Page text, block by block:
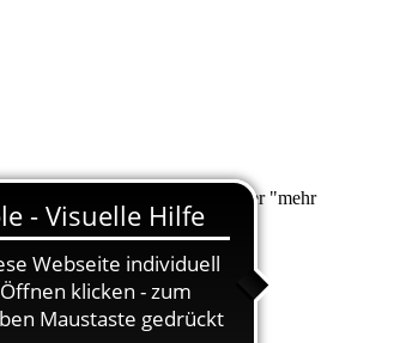
Ihrem Anliegen suchen. Unter "mehr